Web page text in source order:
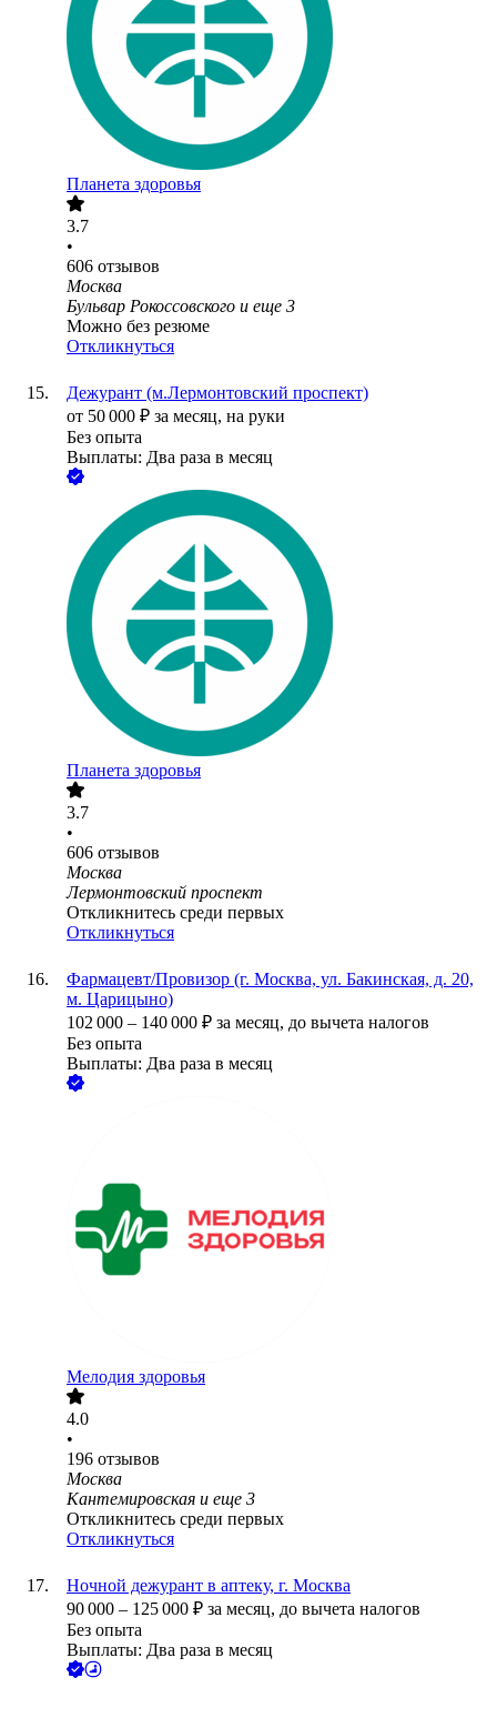
Планета здоровья
3.7
•
606 отзывов
Москва
Бульвар Рокоссовского и еще 3
Можно без резюме
Откликнуться
Дежурант (м.Лермонтовский проспект)
от 50 000 ₽ за месяц, на руки
Без опыта
Выплаты: Два раза в месяц
Планета здоровья
3.7
•
606 отзывов
Москва
Лермонтовский проспект
Откликнитесь среди первых
Откликнуться
Фармацевт/Провизор (г. Москва, ул. Бакинская, д. 20,
м. Царицыно)
102 000 – 140 000 ₽ за месяц, до вычета налогов
Без опыта
Выплаты: Два раза в месяц
Мелодия здоровья
4.0
•
196 отзывов
Москва
Кантемировская и еще 3
Откликнитесь среди первых
Откликнуться
Ночной дежурант в аптеку, г. Москва
90 000 – 125 000 ₽ за месяц, до вычета налогов
Без опыта
Выплаты: Два раза в месяц